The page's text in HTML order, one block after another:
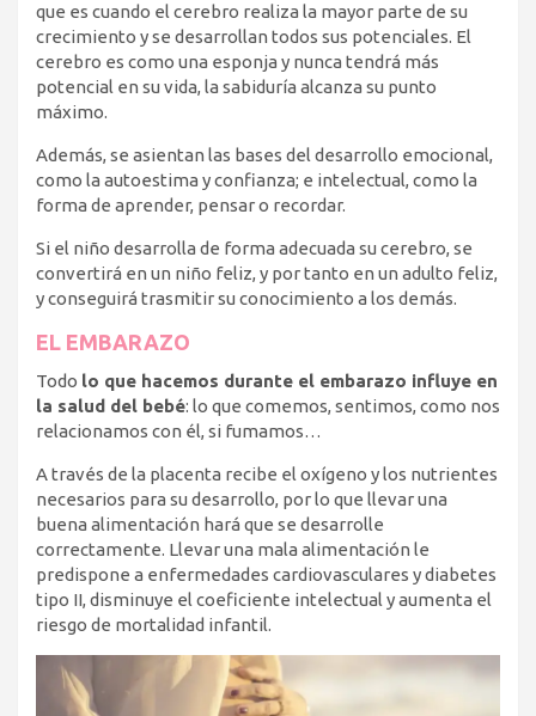
que es cuando el cerebro realiza la mayor parte de su
crecimiento y se desarrollan todos sus potenciales. El
cerebro es como una esponja y nunca tendrá más
potencial en su vida, la sabiduría alcanza su punto
máximo.
Además, se asientan las bases del desarrollo emocional,
como la autoestima y confianza; e intelectual, como la
forma de aprender, pensar o recordar.
Si el niño desarrolla de forma adecuada su cerebro, se
convertirá en un niño feliz, y por tanto en un adulto feliz,
y conseguirá trasmitir su conocimiento a los demás.
EL EMBARAZO
Todo lo que hacemos durante el embarazo influye en
la salud del bebé: lo que comemos, sentimos, como nos
relacionamos con él, si fumamos…
A través de la placenta recibe el oxígeno y los nutrientes
necesarios para su desarrollo, por lo que llevar una
buena alimentación hará que se desarrolle
correctamente. Llevar una mala alimentación le
predispone a enfermedades cardiovasculares y diabetes
tipo II, disminuye el coeficiente intelectual y aumenta el
riesgo de mortalidad infantil.